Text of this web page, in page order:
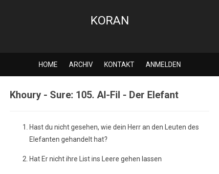
KORAN
HOME ARCHIV KONTAKT ANMELDEN
Khoury - Sure: 105. Al-Fil - Der Elefant
Hast du nicht gesehen, wie dein Herr an den Leuten des
Elefanten gehandelt hat?
Hat Er nicht ihre List ins Leere gehen lassen